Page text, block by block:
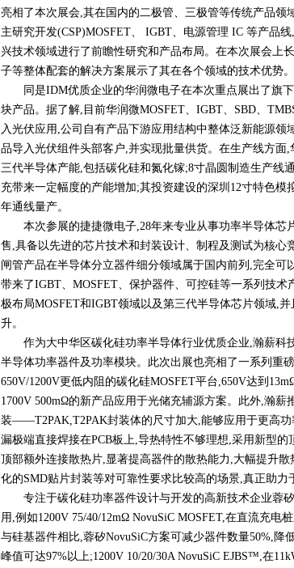
聚力创新， 发展“材”“能” --2023中关村论坛中关村国际
2023中关村论坛中关村国际技术交易大会17项院所高校
2023中关村论坛中关村国际技术交易大会 新技术新产品
闪耀光储充重镇，2023慕尼黑华南电子展盛大开幕！
京津冀携手促进绿色发展，三地共推节能新技术
京东方等发布6项揭榜挂帅需求，10余项工业互联网新
立足应用创新，海目星锂电池极耳高速高精度激光切割
戴森 WashG1 洗地机抢先体验：无吸力，依然带来持久
如何在千亿蓝海市场分杯羹？这些汽车域控解决方案提供
摇滚吉他手MIYAVI 携Donner HUSH-X 无头电吉他引爆
新增SiC和IGBT模型，罗姆官网可提供超过3,500种
填补空白关键性材料，国产钛铜、铍铜、铜镍锡助力
“一根线”的功夫，做成行业标杆
成果丰硕！高频科技参展2023北京IC WORLD大会，超
凝心聚力促进半导体产业协同发展，高频科技超纯工艺
海目星激光辅助快速烧结设备顺利出货！
锚定精准护肤 AMIRO觅光以创新驱动推出系列新品
海目星LAS激光辅助快速烧结技术，再次助力TOPCon
先进超纯水工艺助力芯片良率和生产效率提升，高频科
富捷电子国产化贴片电阻品质分析，部分产品性能指标
一图看懂海目星2023年半年度报告
引领行业新发展！海目星成功入选广东省智能制造生态
亮相了本次展会,其在国内的二极管、三极管等传统产品领
主研究开发(CSP)MOSFET、 IGBT、电源管理 IC 等产品
兴技术领域进行了前瞻性研究和产品布局。在本次展会上
子等整体配套的解决方案展示了其在各个领域的技术优势。
同是IDM优质企业的华润微电子在本次重点展出了旗
块产品。据了解,目前华润微MOSFET、IGBT、SBD、
入光伏应用,公司自有产品下游应用结构中整体泛新能源领
品导入光伏组件头部客户,并实现批量供货。在生产线方面
三代半导体产能,包括碳化硅和氮化镓;8寸晶圆制造生产线
充带来一定幅度的产能增加;其投资建设的深圳12寸特色模
年通线量产。
本次参展的捷捷微电子,28年来专业从事功率半导体芯
售,具备以先进的芯片技术和封装设计、制程及测试为核心
闸管产品在半导体分立器件细分领域属于国内前列,完全可
带来了IGBT、MOSFET、保护器件、可控硅等一系列技术
极布局MOSFET和IGBT领域以及第三代半导体芯片领域,
升。
作为大中华区碳化硅功率半导体行业优质企业,瀚薪科
半导体功率器件及功率模块。此次出展也亮相了一系列重
650V/1200V更低内阻的碳化硅MOSFET平台,650V达到
1700V 500mΩ的新产品应用于光储充辅源方案。此外,瀚薪
装——T2PAK,T2PAK封装体的尺寸加大,能够应用于更高
漏极端直接焊接在PCB板上,导热特性不够理想,采用新型
顶部额外连接散热片,显著提高器件的散热能力,大幅提升
化的SMD贴片封装等对可靠性要求比较高的场景,真正助力
专注于碳化硅功率器件设计与开发的高新技术企业蓉
用,例如1200V 75/40/12mΩ NovuSiC MOSFET,在直流充电
与硅基器件相比,蓉矽NovuSiC方案可减少器件数量50%,降
峰值可达97%以上;1200V 10/20/30A NovuSiC EJBS™,在